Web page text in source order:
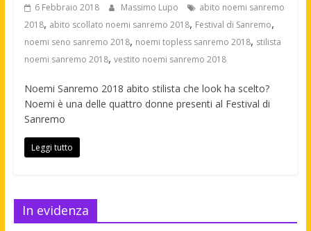
6 Febbraio 2018 Massimo Lupo
abito noemi sanremo
2018, abito scollato noemi sanremo 2018, Festival di Sanremo,
noemi seno sanremo 2018, noemi topless sanremo 2018, stilista
noemi sanremo 2018, vestito noemi sanremo 2018
Noemi Sanremo 2018 abito stilista che look ha scelto?
Noemi è una delle quattro donne presenti al Festival di
Sanremo
Leggi tutto
In evidenza